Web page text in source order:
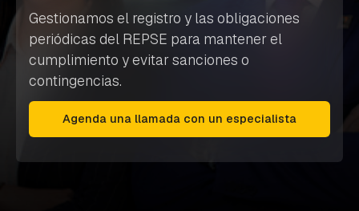
Gestionamos el registro y las obligaciones
periódicas del REPSE para mantener el
cumplimiento y evitar sanciones o
contingencias.
Agenda una llamada con un especialista